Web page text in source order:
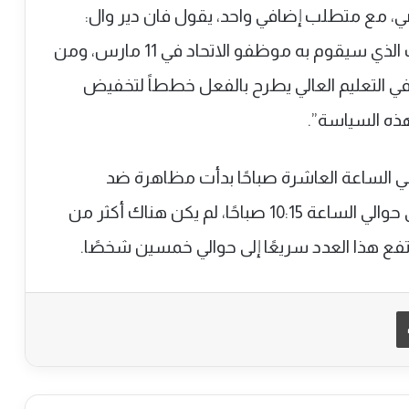
مع متطلب إضافي واحد، يقول فان دير وال:
“نريد من المجلس التنفيذي أن يدعم الإضراب الذي سيقوم به موظفو الاتحاد في 11 مارس، ومن
التعليم العالي يطرح بالفعل خططاً لتخفيض
هذه السياسة”.
الساعة العاشرة صباحًا بدأت مظاهرة ضد
سياسة الاتحاد الوحدوي تجاه فلسطين، وفي حوالي الساعة 10:15 صباحًا، لم يكن هناك أكثر من
هذا العدد سريعًا إلى حوالي خمسين شخصًا.